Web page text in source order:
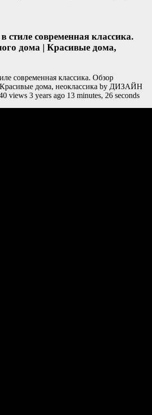
стиле современная классика.
дома | Красивые дома,
современная классика. Обзор
Красивые дома, неоклассика by ДИЗАЙН
3 years ago 13 minutes, 26 seconds